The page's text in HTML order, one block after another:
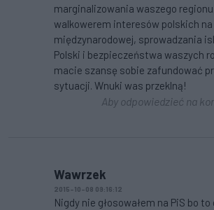
marginalizowania waszego
walkowerem interesów polskich na
międzynarodowej, sprowadzania
Polski i bezpieczeństwa waszych
macie szansę sobie zafundować
sytuacji. Wnuki was przeklną!
Aby odpowiedzieć na
Wawrzek
2015-10-08 09:16:12
Nigdy nie głosowałem na PiS bo